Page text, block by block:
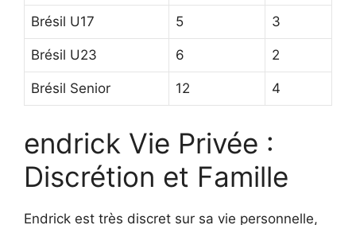
Brésil U17 5 3
Brésil U23 6 2
Brésil Senior 12 4
endrick Vie Privée :
Discrétion et Famille
Endrick est très discret sur sa vie personnelle,